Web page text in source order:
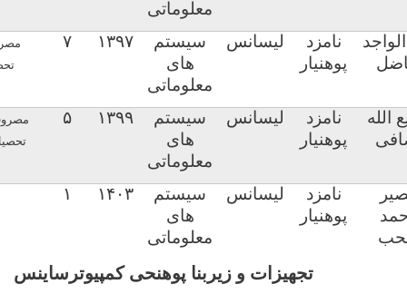
معلوماتی
۷ ۱۳۹۷
سیستم
های
معلوماتی
لیسانس
نامزد
پوهنیار
۵ ۱۳۹۹
سیستم
های
معلوماتی
لیسانس
نامزد
پوهنیار
الله
۱ ۱۴۰۳
سیستم
های
معلوماتی
لیسانس
نامزد
پوهنیار
تجهیزات و زیربنا پوهنحی کمپیوترساینس